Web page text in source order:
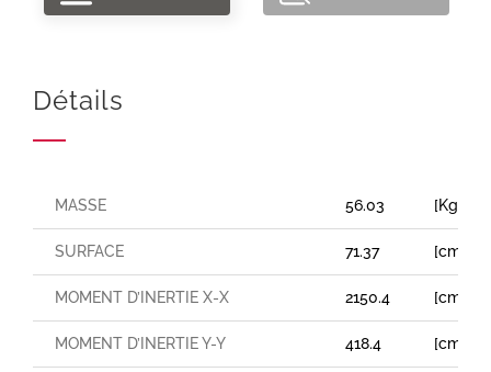
Détails
MASSE 56.03 [Kg/m]
SURFACE 71.37 [cm²]
MOMENT D’INERTIE X-X 2150.4 [cm⁴]
MOMENT D’INERTIE Y-Y 418.4 [cm⁴]